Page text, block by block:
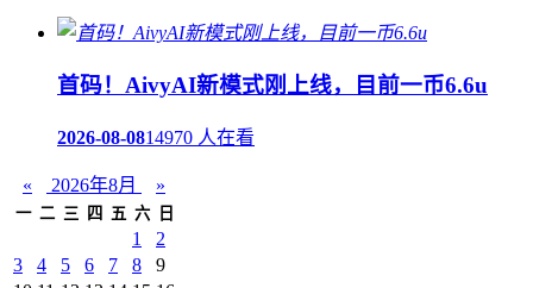
首码！AivyAI新模式刚上线，目前一币6.6u
2026-08-0814970 人在看
« 2026年8月 »
一 二 三 四 五 六 日
1
2
3
4 5 6 7 8
9